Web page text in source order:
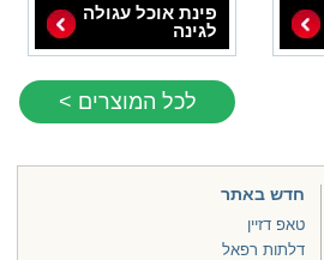
פינת אוכל עגולה
לגינה
לכל המוצרים >
חדש באתר
טאפ דזיין
דלתות רפאל